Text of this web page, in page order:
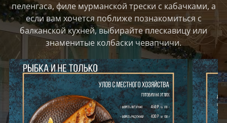
пеленгаса, филе мурманской трески с кабачками, а
если вам хочется поближе познакомиться с
балканской кухней, выбирайте плескавицу или
знаменитые колбаски чевапчичи.